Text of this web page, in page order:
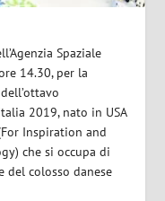
Spaziale
14.30, per la
2019, nato in USA
Inspiration and
che si occupa di
del colosso danese